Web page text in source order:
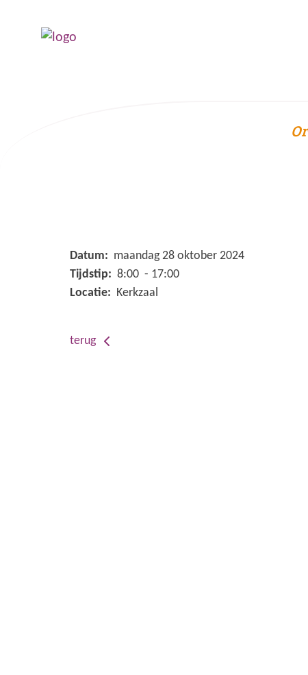
Datum: maandag 28 oktober 2024
Tijdstip: 8:00 - 17:00
Locatie: Kerkzaal
terug